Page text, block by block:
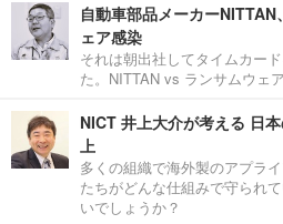
自動車部品メーカー
ェア感染
それは朝出社してタイムカー
た。NITTAN vs ランサムウェ
NICT 井上大介が考える 日
上
多くの組織で海外製のアプラ
たちがどんな仕組みで守られ
いでしょうか？